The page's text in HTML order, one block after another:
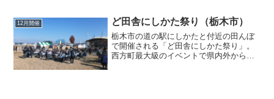
〒322-0053 栃木県鹿沼市仲町1604−1まち
の駅新...
12月開催 ど田舎にしかた祭り（栃木市）
栃木市の道の駅にしかたと付近の田んぼ
で開催される「ど田舎にしかた祭り」。
西方町最大級のイベントで県内外からも